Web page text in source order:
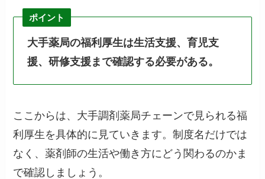
ポイント
大手薬局の福利厚生は生活支援、育児支
援、研修支援まで確認する必要がある。
ここからは、大手調剤薬局チェーンで見られる福
利厚生を具体的に見ていきます。制度名だけでは
なく、薬剤師の生活や働き方にどう関わるのかま
で確認しましょう。